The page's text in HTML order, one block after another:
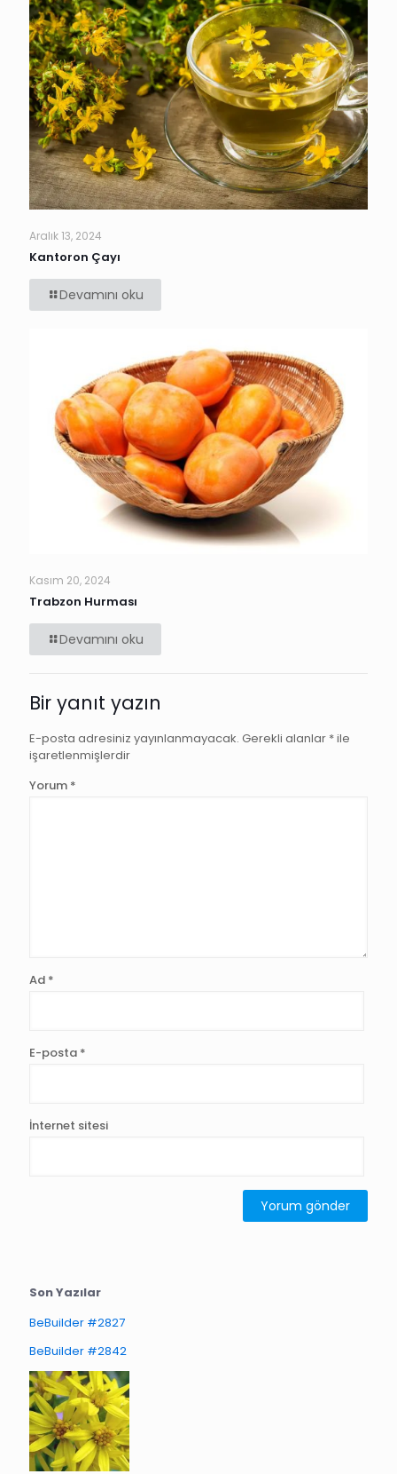
Aralık 13, 2024
Kantoron Çayı
Devamını oku
Kasım 20, 2024
Trabzon Hurması
Devamını oku
Bir yanıt yazın
E-posta adresiniz yayınlanmayacak. Gerekli alanlar *ile
işaretlenmişlerdir
Yorum *
Ad *
E-posta *
İnternet sitesi
Son Yazılar
BeBuilder #2827
BeBuilder #2842